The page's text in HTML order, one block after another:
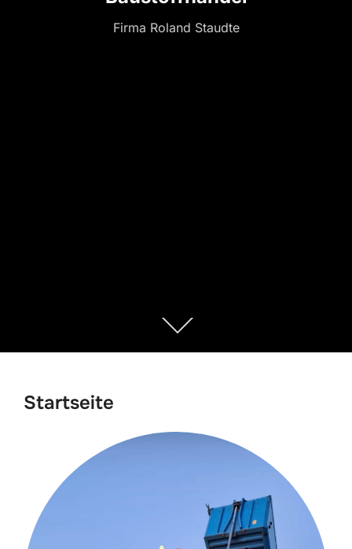
Firma Roland Staudte
Zum
Inhalt
Startseite